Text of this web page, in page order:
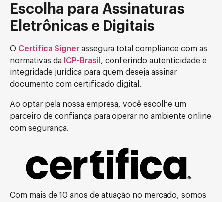
Escolha para Assinaturas
Eletrônicas e Digitais
O Certifica Signer assegura total compliance com as
normativas da ICP-Brasil , conferindo autenticidade e
integridade jurídica para quem deseja assinar
documento com certificado digital.
Ao optar pela nossa empresa, você escolhe um
parceiro de confiança para operar no ambiente online
com segurança.
Com mais de 10 anos de atuação no mercado, somos